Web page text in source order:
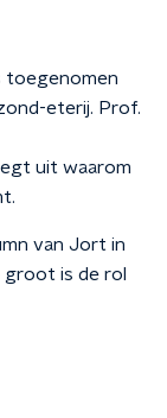
toegenomen
eterij. Prof.
uit waarom
van Jort in
is de rol